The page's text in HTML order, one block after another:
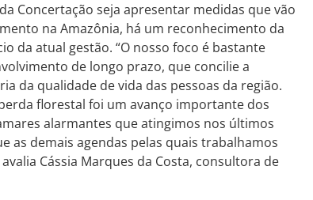
Concertação seja apresentar medidas que vão
na Amazônia, há um reconhecimento da
da atual gestão. “O nosso foco é bastante
de longo prazo, que concilie a
da qualidade de vida das pessoas da região.
florestal foi um avanço importante dos
alarmantes que atingimos nos últimos
as demais agendas pelas quais trabalhamos
Cássia Marques da Costa, consultora de